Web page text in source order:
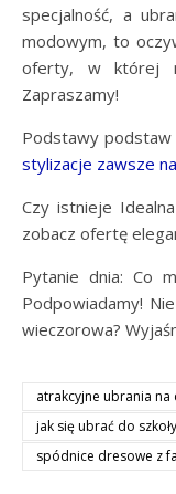
specjalność, a
modowym, to
oferty, w której
Zapraszamy!
Podstawy podstaw
stylizacje zawsze
Czy istnieje
zobacz ofertę
Pytanie dnia: Co
Podpowiadamy!
wieczorowa?
atrakcyjne ubrania na
jak się ubrać do szkoły
spódnice dresowe z